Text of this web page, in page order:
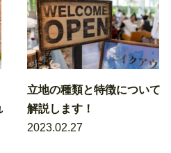
立地の種類と特徴について
解説します！
2023.02.27